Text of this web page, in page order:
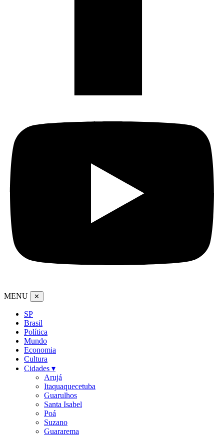
MENU ✕
SP
Brasil
Política
Mundo
Economia
Cultura
Cidades ▾
Arujá
Itaquaquecetuba
Guarulhos
Santa Isabel
Poá
Suzano
Guararema